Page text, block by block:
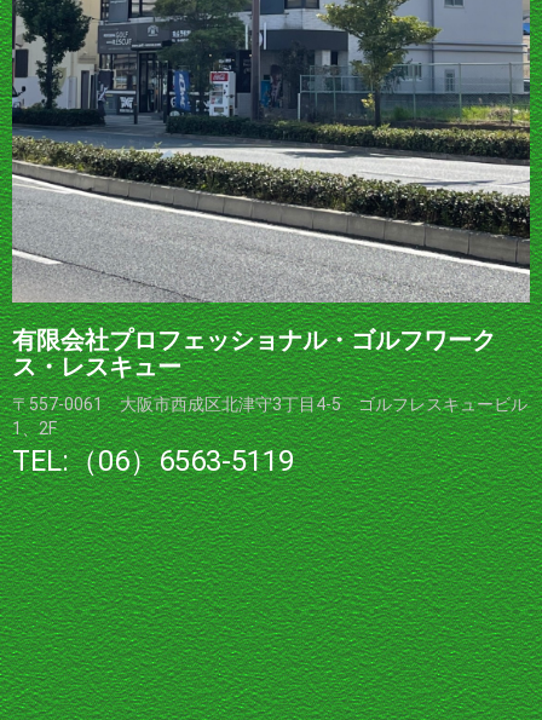
有限会社プロフェッショナル・ゴルフワーク
ス・レスキュー
〒557-0061 大阪市西成区北津守3丁目4-5 ゴルフレスキュービル
1、2F
TEL:（06）6563-5119